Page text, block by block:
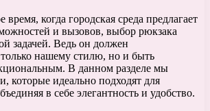
когда городская среда предлагает
и вызовов, выбор рюкзака
задачей. Ведь он должен
только нашему стилю, но и быть
В данном разделе мы
которые идеально подходят для
в себе элегантность и удобство.